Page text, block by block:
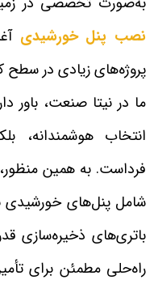
نصب پنل خورشیدی
پروژه‌های زیادی در
ما در نیتا صنعت، باور
انتخاب هوشمندانه،
فرداست. به همین منظور،
شامل پنل‌های خورشیدی با
باتری‌های ذخیره‌سازی
راه‌حلی مطمئن برای